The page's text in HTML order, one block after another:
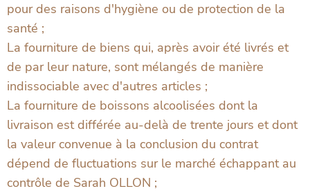
pour des raisons d'hygiène ou de protection de la
santé ;
La fourniture de biens qui, après avoir été livrés et
de par leur nature, sont mélangés de manière
indissociable avec d'autres articles ;
La fourniture de boissons alcoolisées dont la
livraison est différée au-delà de trente jours et dont
la valeur convenue à la conclusion du contrat
dépend de fluctuations sur le marché échappant au
contrôle de Sarah OLLON ;